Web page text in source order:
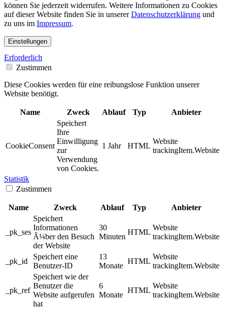
können Sie jederzeit widerrufen. Weitere Informationen zu Cookies
auf dieser Website finden Sie in unsererDatenschutzerklärung und
zu uns im Impressum.
Einstellungen
Erforderlich
Zustimmen
Diese Cookies werden für eine reibungslose Funktion unserer
Website benötigt.
Name Zweck Ablauf Typ Anbieter
CookieConsent
Speichert
Ihre
Einwilligung
zur
Verwendung
von Cookies.
1 Jahr HTML
Website
trackingItem.Website
Statistik
Zustimmen
Name Zweck Ablauf Typ Anbieter
_pk_ses
Speichert
Informationen
Ã¼ber den Besuch
der Website
30
Minuten
HTML
Website
trackingItem.Website
_pk_id
Speichert eine
Benutzer-ID
13
Monate
HTML
Website
trackingItem.Website
_pk_ref
Speichert wie der
Benutzer die
Website aufgerufen
hat
6
Monate
HTML
Website
trackingItem.Website